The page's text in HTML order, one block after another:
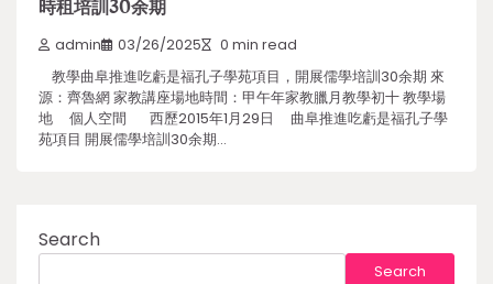
時租培訓30余期
admin 03/26/2025 0 min read
教學曲阜推進吃虧是福孔子學苑項目，開展儒學培訓30余期 來
源：齊魯網 家教講座場地時間：甲午年家教臘月教學初十 教學場
地 個人空間 西歷2015年1月29日 曲阜推進吃虧是福孔子學
苑項目 開展儒學培訓30余期…
Search
Search